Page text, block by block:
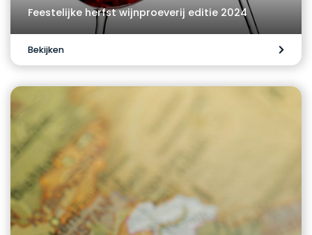
Feestelijke herfst wijnproeverij editie 2024
Bekijken